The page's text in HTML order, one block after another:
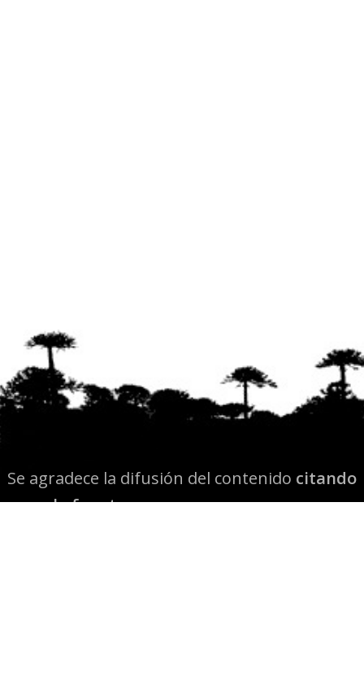
Se agradece la difusión del contenido citando
la fuente www.mapuexpress.org